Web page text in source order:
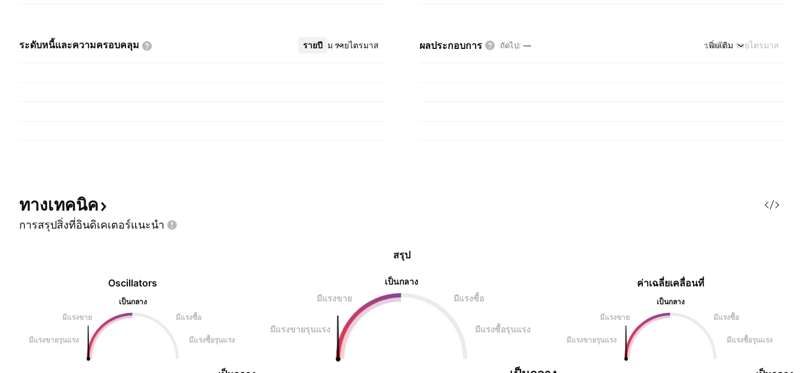
ระดับหนี้และความครอบคลุม รายปี รายไตรมาส
เพิ่มเติม ผลประกอบการ ถัดไป: — รายปี รายไตรมาส
เพิ่มเติม
ทางเทคนิค
การสรุปสิ่งที่อินดิเคเตอร์แนะนำ
Oscillators
เป็นกลาง
มีแรงขาย
มีแรงซื้อ
มีแรงขายรุนแรง มีแรงซื้อรุนแรง
สรุป
เป็นกลาง
มีแรงขาย
มีแรงซื้อ
มีแรงขายรุนแรง มีแรงซื้อรุนแรง
ค่าเฉลี่ยเคลื่อนที่
เป็นกลาง
มีแรงขาย
มีแรงซื้อ
มีแรงขายรุนแรง มีแรงซื้อรุนแรง